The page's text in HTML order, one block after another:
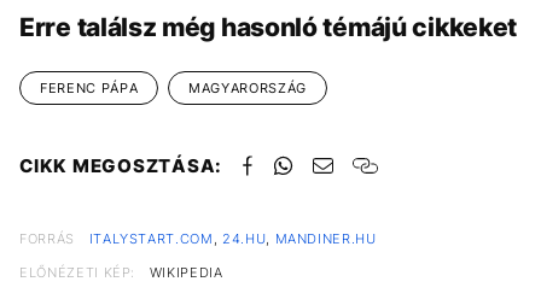
Erre találsz még hasonló témájú cikkeket
FERENC PÁPA MAGYARORSZÁG
CIKK MEGOSZTÁSA:
FORRÁS ITALYSTART.COM , 24.HU, MANDINER.HU
ELŐNÉZETI KÉP:
WIKIPEDIA